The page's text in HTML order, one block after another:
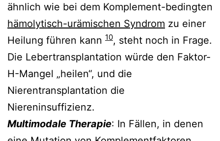
ähnlich wie bei dem Komplement-bedingten
hämolytisch-urämischen Syndrom zu einer
Heilung führen kann 10, steht noch in Frage.
Die Lebertransplantation würde den Faktor-
H-Mangel „heilen“, und die
Nierentransplantation die
Niereninsuffizienz.
Multimodale Therapie: In Fällen, in denen